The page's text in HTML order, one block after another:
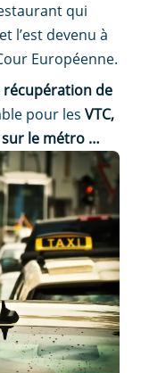
qui
l’est devenu à
Européenne.
de
pour les VTC,
sur le métro …